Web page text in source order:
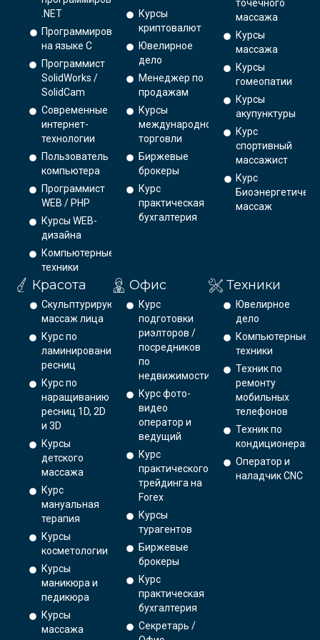
.NET
Программирование
на языке С
Программист
SolidWorks /
SolidCam
Современные
интернет-
технологии
Пользователь
компьютера
Программист
WEB / PHP
Курсы WEB-
дизайна
Компьютерные
техники
Курсы
криптовалют
Ювелирное
дело
Менеджер по
продажам
Курсы
международной
торговли
Биржевые
брокеры
Курс
практическая
бухгалтерия
точечного
массажа
Курсы
массажа
Курсы
гомеопатии
Курсы
акупунктуры
Курс
спортивный
массажист
Курс
массаж
Красота
Скульптурирующий
массаж лица
Курс по
ламинированию
ресниц
Курс по
наращиванию
ресниц 1D, 2D
и 3D
Курсы
детского
массажа
Курс
мануальная
терапия
Курсы
косметологии
Курсы
маникюра и
педикюра
Курсы
массажа
Офис
Курс
подготовки
риэлторов /
посредников
по
недвижимости
Курс фото-
видео
оператор и
ведущий
Курс
практического
трейдинга на
Forex
Курсы
турагентов
Биржевые
брокеры
Курс
практическая
бухгалтерия
Секретарь /
Техники
Ювелирное
дело
Компьютерные
техники
Техник по
ремонту
мобильных
телефонов
Техник по
кондиционерам
Оператор и
наладчик CNC